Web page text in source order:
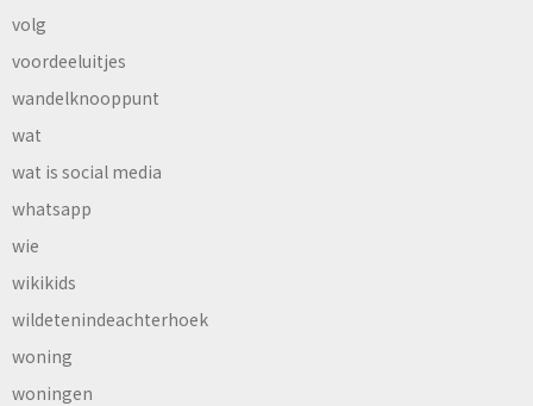
volg
voordeeluitjes
wandelknooppunt
wat
wat is social media
whatsapp
wie
wikikids
wildetenindeachterhoek
woning
woningen